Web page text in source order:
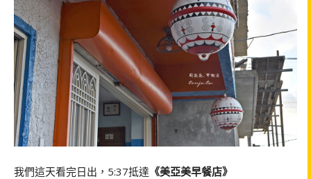
我們這天看完日出，5:37抵達 《美亞美早餐店》